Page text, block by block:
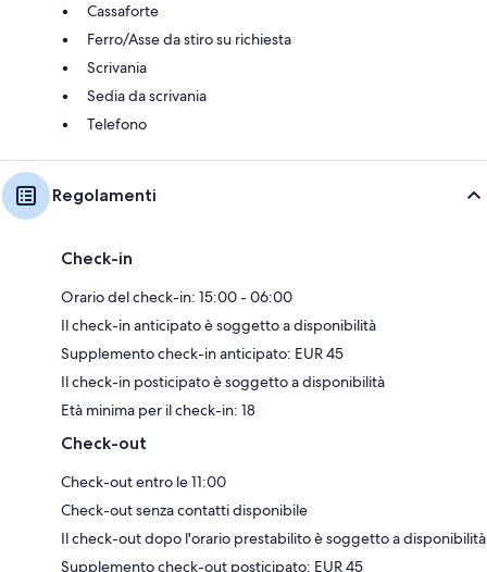
Cassaforte
Ferro/Asse da stiro su richiesta
Scrivania
Sedia da scrivania
Telefono
Regolamenti
Check-in
Orario del check-in: 15:00 - 06:00
Il check-in anticipato è soggetto a disponibilità
Supplemento check-in anticipato: EUR 45
Il check-in posticipato è soggetto a disponibilità
Età minima per il check-in: 18
Check-out
Check-out entro le 11:00
Check-out senza contatti disponibile
Il check-out dopo l'orario prestabilito è soggetto a disponibilità
Supplemento check-out posticipato: EUR 45